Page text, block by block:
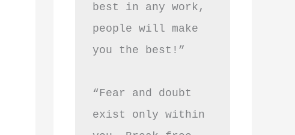
best in any work,
people will make
you the best!”
“Fear and doubt
exist only within